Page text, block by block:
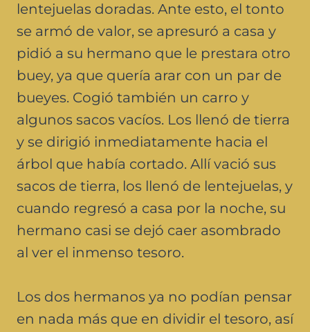
lentejuelas doradas. Ante esto, el tonto
se armó de valor, se apresuró a casa y
pidió a su hermano que le prestara otro
buey, ya que quería arar con un par de
bueyes. Cogió también un carro y
algunos sacos vacíos. Los llenó de tierra
y se dirigió inmediatamente hacia el
árbol que había cortado. Allí vació sus
sacos de tierra, los llenó de lentejuelas, y
cuando regresó a casa por la noche, su
hermano casi se dejó caer asombrado
al ver el inmenso tesoro.
Los dos hermanos ya no podían pensar
en nada más que en dividir el tesoro, así